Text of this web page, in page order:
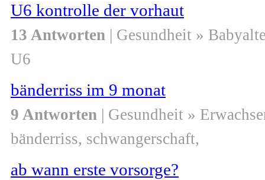
U6 kontrolle der vorhaut
13 Antworten | Gesundheit »
U6
bänderriss im 9 monat
9 Antworten | Gesundheit »
bänderriss, schwangerschaft,
ab wann erste vorsorge?